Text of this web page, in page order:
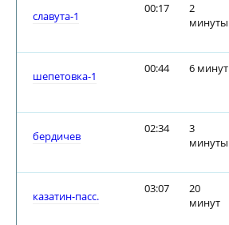
славута-1
00:17
2
минуты
шепетовка-1
00:44 6 минут
бердичев
02:34
3
минуты
казатин-пасс.
03:07
20
минут